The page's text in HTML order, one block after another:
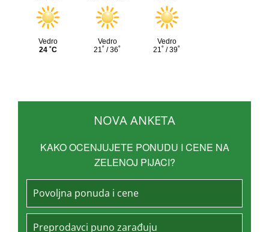
NOVA ANKETA
KAKO OCENJUJETE PONUDU I CENE NA
ZELENOJ PIJACI?
Povoljna ponuda i cene
Preprodavci puno zarađuju